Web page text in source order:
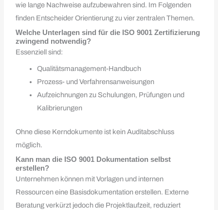
wie lange Nachweise aufzubewahren sind. Im Folgenden
finden Entscheider Orientierung zu vier zentralen Themen.
Welche Unterlagen sind für die ISO 9001 Zertifizierung
zwingend notwendig?
Essenziell sind:
Qualitätsmanagement-Handbuch
Prozess- und Verfahrensanweisungen
Aufzeichnungen zu Schulungen, Prüfungen und
Kalibrierungen
Ohne diese Kerndokumente ist kein Auditabschluss
möglich.
Kann man die ISO 9001 Dokumentation selbst
erstellen?
Unternehmen können mit Vorlagen und internen
Ressourcen eine Basisdokumentation erstellen. Externe
Beratung verkürzt jedoch die Projektlaufzeit, reduziert